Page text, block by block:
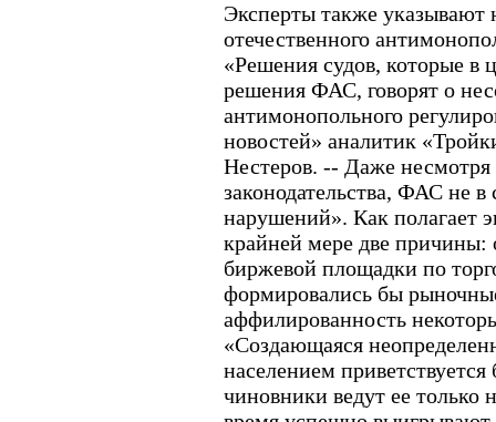
Эксперты также указывают
отечественного
«Решения судов, которые в
решения ФАС, говорят о
антимонопольного
новостей» аналитик
Нестеров. -- Даже несмотря
законодательства, ФАС не в
нарушений». Как полагает
крайней мере две причины:
биржевой площадки по
формировались бы
аффилированность
«Создающаяся
населением
чиновники ведут ее только